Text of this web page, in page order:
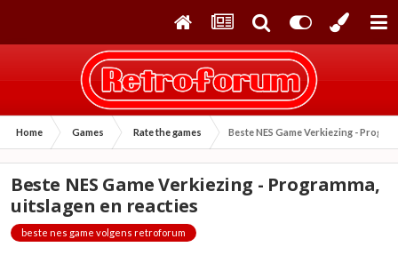
Home Games Rate the games Beste NES Game Verkiezing -
Beste NES Game Verkiezing - Programma,
uitslagen en reacties
beste nes game volgens retroforum